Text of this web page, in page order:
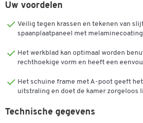
aan kleinere oneffenheden in de vloer. De
ook op korte termijn beschikbaar is, is even
van 800 mm en een hoogte van 735 mm.
rechthoekige vorm
Gemakkelijk te reinigen en duurzaam
Uw voordelen
Veilig tegen krassen en tekenen van
spaanplaatpaneel met melaminecoating
Het werkblad kan optimaal worden
rechthoekige vorm en heeft een
Het schuine frame met A-poot geeft
uitstraling en doet de kamer zorgeloos
Technische gegevens